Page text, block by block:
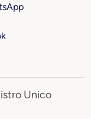
Unico